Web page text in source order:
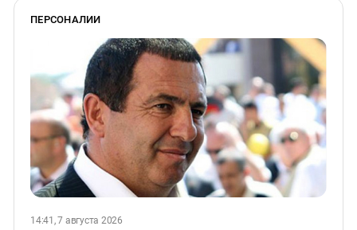
ПЕРСОНАЛИИ
14:41, 7 августа 2026